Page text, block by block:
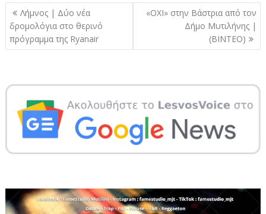
Πλοήγηση
άρθρων
Λήμνος | Δύο νέα
δρομολόγια στο θερινό
πρόγραμμα της Ryanair
«ΟΧΙ» στην Βάστρια από τον
Δήμο Μυτιλήνης |
(ΒΙΝΤΕΟ)